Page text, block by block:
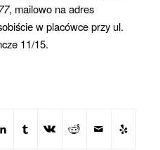
, mailowo na adres
w placówce przy ul.
11/15.